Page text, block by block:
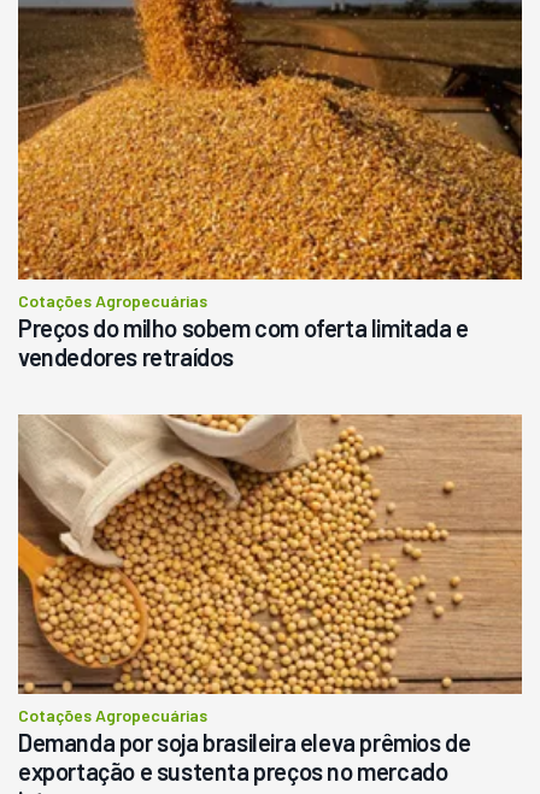
Cotações Agropecuárias
Preços do milho sobem com oferta limitada e
vendedores retraídos
Cotações Agropecuárias
Demanda por soja brasileira eleva prêmios de
exportação e sustenta preços no mercado